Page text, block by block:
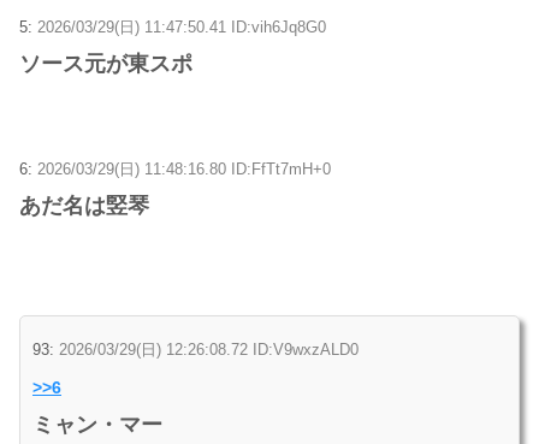
5: 2026/03/29(日) 11:47:50.41 ID:vih6Jq8G0
ソース元が東スポ
6: 2026/03/29(日) 11:48:16.80 ID:FfTt7mH+0
あだ名は竪琴
93: 2026/03/29(日) 12:26:08.72 ID:V9wxzALD0
>>6
ミャン・マー